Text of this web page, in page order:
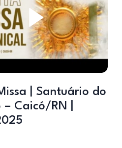
| Santuário do
– Caicó/RN |